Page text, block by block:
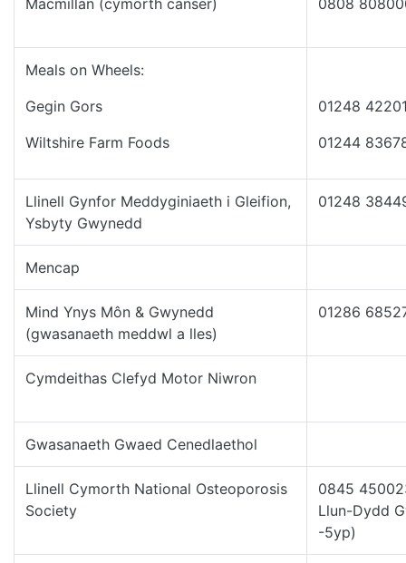
Macmillan (cymorth canser) 0808
Meals on Wheels:
Gegin Gors
Wiltshire Farm Foods
01248
01244
Llinell Gynfor Meddyginiaeth i Gleifion,
Ysbyty Gwynedd
01248
Mencap
Mind Ynys Môn & Gwynedd
(gwasanaeth meddwl a lles)
01286
Cymdeithas Clefyd Motor Niwron
Gwasanaeth Gwaed Cenedlaethol
Llinell Cymorth National Osteoporosis
Society
0845
Llun-Dydd
-5yp)